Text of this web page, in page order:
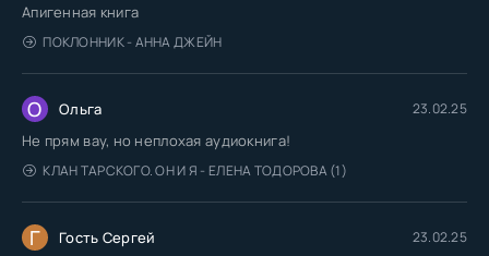
Апигенная книга
ПОКЛОННИК - АННА ДЖЕЙН
О Ольга 23.02.25
Не прям вау, но неплохая аудиокнига!
КЛАН ТАРСКОГО. ОН И Я - ЕЛЕНА ТОДОРОВА (1)
Г Гость Сергей 23.02.25